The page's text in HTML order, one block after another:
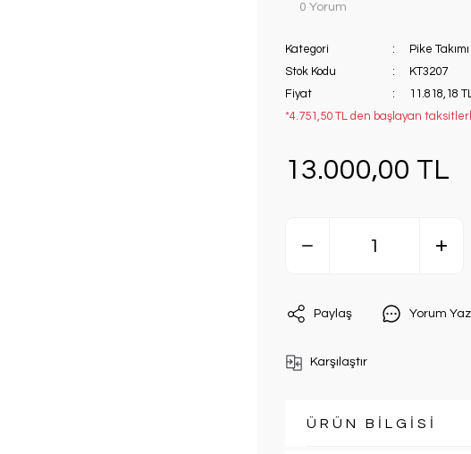
0 Yorum
Kategori
Pike Takımı
Stok Kodu
KT3207
Fiyat
11.818,18
*4.751,50 TL den başlayan
13.000,00 TL
Paylaş Yorum Yaz
Karşılaştır
ÜRÜN BİLGİSİ